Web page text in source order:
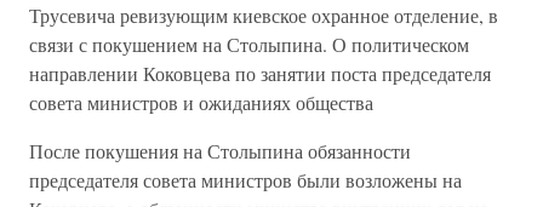
Трусевича ревизующим киевское охранное отделение, в
связи с покушением на Столыпина. О политическом
направлении Коковцева по занятии поста председателя
совета министров и ожиданиях общества
После покушения на Столыпина обязанности
председателя совета министров были возложены на